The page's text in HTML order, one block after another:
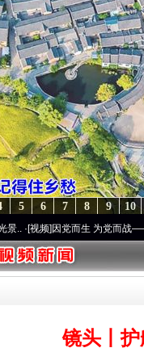
10
9
8
7
6
5
而生 为党而战——百年“纪”事⑧
镜头丨